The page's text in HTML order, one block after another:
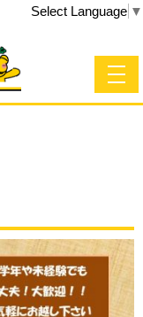
Select Language ▼